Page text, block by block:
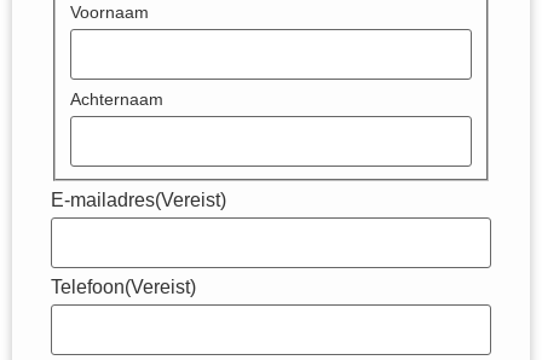
Voornaam
Achternaam
E-mailadres(Vereist)
Telefoon(Vereist)